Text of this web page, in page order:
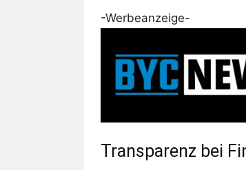
-Werbeanzeige-
Transparenz bei